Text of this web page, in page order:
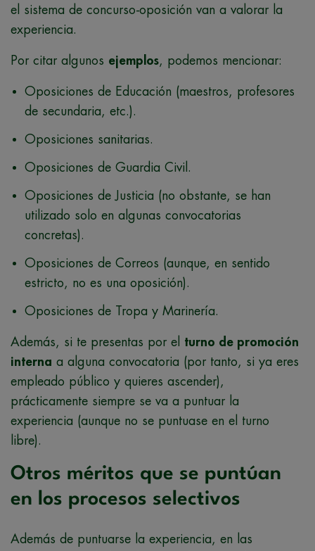
el sistema de concurso-oposición van a valorar la
experiencia.
Por citar algunos ejemplos, podemos mencionar:
Oposiciones de Educación (maestros, profesores
de secundaria, etc.).
Oposiciones sanitarias.
Oposiciones de Guardia Civil.
Oposiciones de Justicia (no obstante, se han
utilizado solo en algunas convocatorias
concretas).
Oposiciones de Correos (aunque, en sentido
estricto, no es una oposición).
Oposiciones de Tropa y Marinería.
Además, si te presentas por el turno de promoción
interna a alguna convocatoria (por tanto, si ya eres
empleado público y quieres ascender),
prácticamente siempre se va a puntuar la
experiencia (aunque no se puntuase en el turno
libre).
Otros méritos que se puntúan
en los procesos selectivos
Además de puntuarse la experiencia, en las